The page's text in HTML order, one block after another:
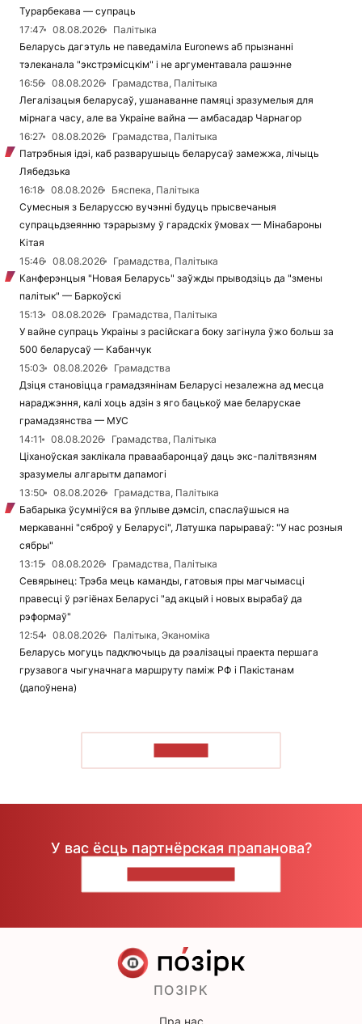
Турарбекава — супраць
17:47
08.08.2026
Палітыка
Беларусь дагэтуль не паведаміла Euronews аб прызнанні
тэлеканала "экстрэмісцкім" і не аргументавала рашэнне
16:56
08.08.2026
Грамадства, Палітыка
Легалізацыя беларусаў, ушанаванне памяці зразумелыя для
мірнага часу, але ва Украіне вайна — амбасадар Чарнагор
16:27
08.08.2026
Грамадства, Палітыка
Патрэбныя ідэі, каб разварушыць беларусаў замежжа, лічыць
Лябедзька
16:18
08.08.2026
Бяспека, Палітыка
Сумесныя з Беларуссю вучэнні будуць прысвечаныя
супрацьдзеянню тэрарызму ў гарадскіх ўмовах — Мінабароны
Кітая
15:46
08.08.2026
Грамадства, Палітыка
Канферэнцыя "Новая Беларусь" заўжды прыводзіць да "змены
палітык" — Баркоўскі
15:13
08.08.2026
Грамадства, Палітыка
У вайне супраць Украіны з расійскага боку загінула ўжо больш за
500 беларусаў — Кабанчук
15:03
08.08.2026
Грамадства
Дзіця становіцца грамадзянінам Беларусі незалежна ад месца
нараджэння, калі хоць адзін з яго бацькоў мае беларускае
грамадзянства — МУС
14:11
08.08.2026
Грамадства, Палітыка
Ціханоўская заклікала праваабаронцаў даць экс-палітвязням
зразумелы алгарытм дапамогі
13:50
08.08.2026
Грамадства, Палітыка
Бабарыка ўсумніўся ва ўплыве дэмсіл, спаслаўшыся на
меркаванні "сяброў у Беларусі", Латушка парыраваў: "У нас розныя
сябры"
13:15
08.08.2026
Грамадства, Палітыка
Севярынец: Трэба мець каманды, гатовыя пры магчымасці
правесці ў рэгіёнах Беларусі "ад акцый і новых вырабаў да
рэформаў"
12:54
08.08.2026
Палітыка, Эканоміка
Беларусь могуць падключыць да рэалізацыі праекта першага
грузавога чыгуначнага маршруту паміж РФ і Пакістанам
(дапоўнена)
У вас ёсць партнёрская прапанова?
ПОЗІРК
Пра нас